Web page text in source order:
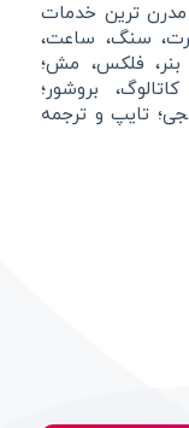
مدرن ترین خدمات
سنگ، ساعت،
بنر، فلکس، مش؛
بروشور؛
تایپ و ترجمه